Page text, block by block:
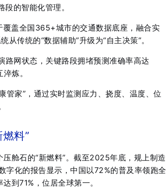
段的智能化管理 。
盖全国365+城市的交通数据底座，融合实
从传统的“数据辅助”升级为“自主决策”。
网状态，关键路段拥堵预测准确率高达
淬炼。
管家”，通过实时监测应力、挠度、温度、位
料”
舱石的“新燃料”。截至2025年底，规上制造
字化的报告显示，中国以72%的普及率领跑全
到71%，位居全球第一。